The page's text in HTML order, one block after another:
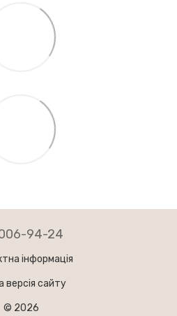
94-24
інформація
версія сайту
© 2026